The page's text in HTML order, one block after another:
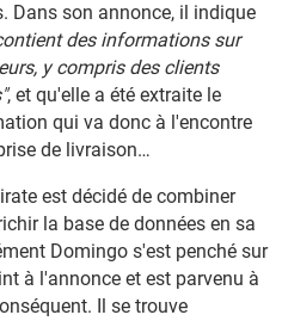
Dans son annonce, il indique
des informations sur
y compris des clients
, et qu'elle a été extraite le
qui va donc à l'encontre
de livraison…
est décidé de combiner
la base de données en sa
Domingo s'est penché sur
à l'annonce et est parvenu à
Il se trouve